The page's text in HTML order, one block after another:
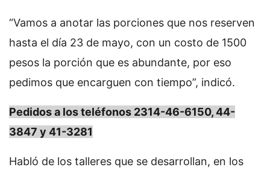
“Vamos a anotar las porciones que nos reserven
hasta el día 23 de mayo, con un costo de 1500
pesos la porción que es abundante, por eso
pedimos que encarguen con tiempo”, indicó.
Pedidos a los teléfonos 2314-46-6150, 44-
3847 y 41-3281
Habló de los talleres que se desarrollan, en los